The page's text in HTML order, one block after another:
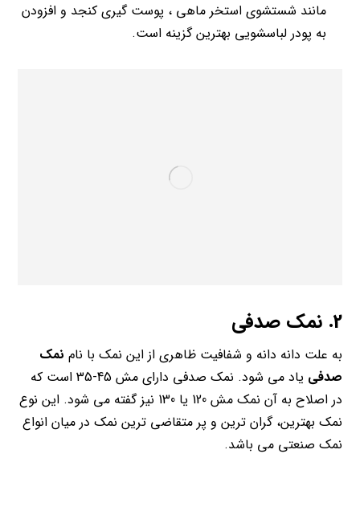
مانند شستشوی استخر ماهی ، پوست گیری کنجد و افزودن
به پودر لباسشویی بهترین گزینه است.
2. نمک صدفی
به علت دانه دانه و شفافیت ظاهری از این نمک با نام نمک
صدفی
یاد می شود. نمک صدفی دارای مش 45-35 است که
در اصلاح به آن نمک مش 120 یا 130 نیز گفته می شود. این نوع
نمک بهترین، گران ترین و پر متقاضی ترین نمک در میان انواع
نمک صنعتی می باشد.